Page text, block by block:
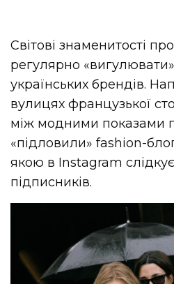
Світові знаменитості
регулярно «вигулювати»
українських брендів.
вулицях французької
між модними показами
«підловили» fashion-
якою в Instagram
підписників.